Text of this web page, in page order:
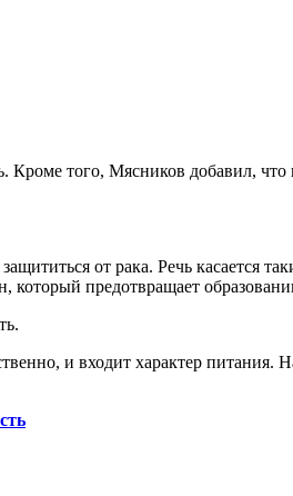
того, Мясников добавил,
от рака. Речь касается
предотвращает
и входит характер